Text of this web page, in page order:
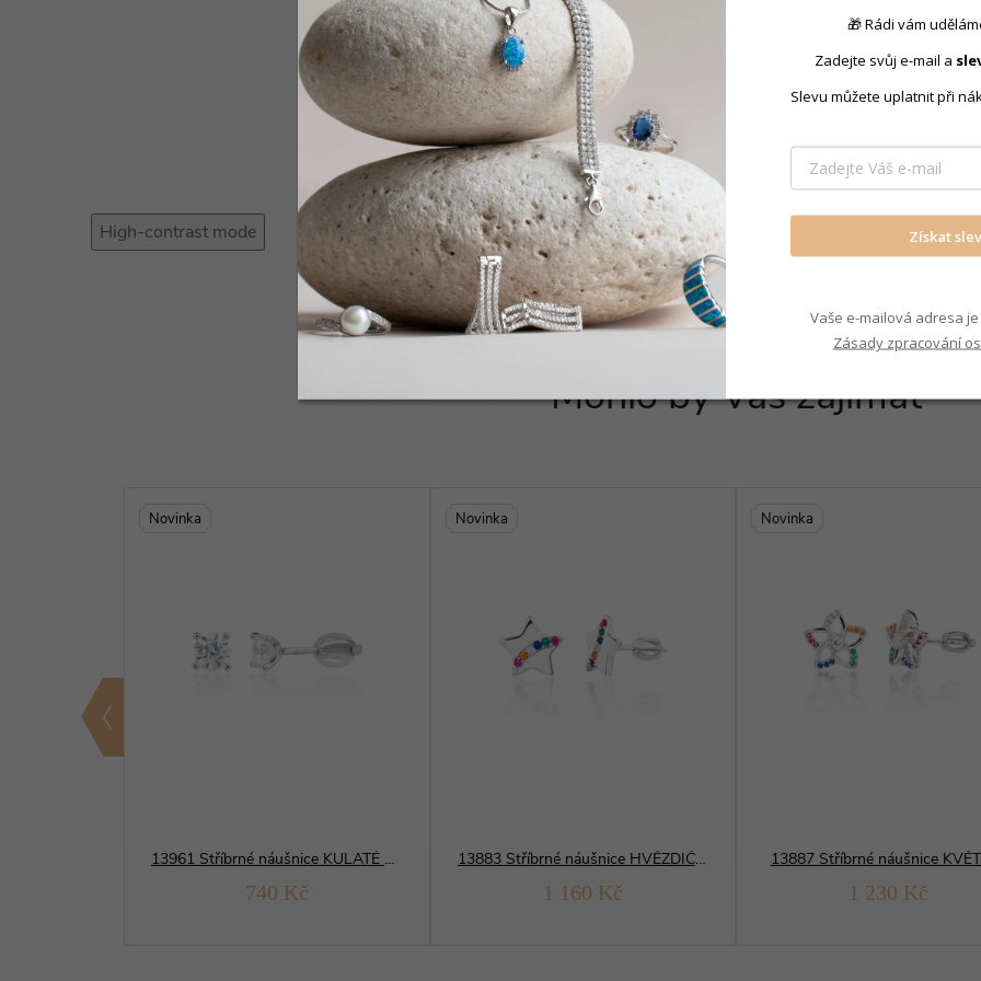
Produkt
Náušnice
High-contrast mode
Mohlo by Vás zajímat
Novinka
13961 Stříbrné náušnice KULATÉ 4 mm
740 Kč
Novinka
13883 Stříbrné náušnice HVĚZDIČKA
1 160 Kč
Novinka
13887 Stříbrné náušnice
1 230 Kč
🎁 Rádi vám
Zadejte svůj e-mail a
Slevu můžete uplatnit při
Získat
Vaše e-mailová adresa
Zásady zpracování